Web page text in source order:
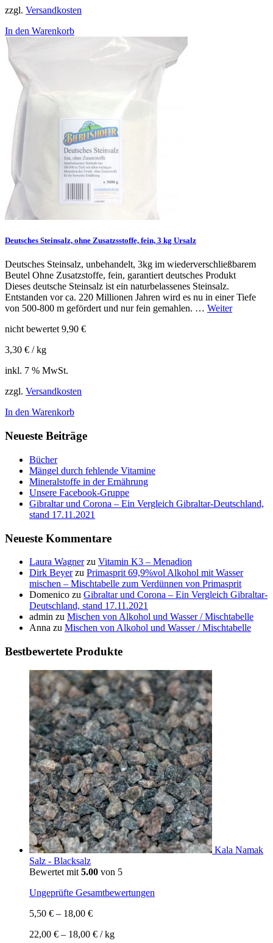
zzgl. Versandkosten
In den Warenkorb
Deutsches Steinsalz, ohne Zusatzsstoffe, fein, 3 kg Ursalz
Deutsches Steinsalz, unbehandelt, 3kg im wiederverschließbarem
Beutel Ohne Zusatzstoffe, fein, garantiert deutsches Produkt
Dieses deutsche Steinsalz ist ein naturbelassenes Steinsalz.
Entstanden vor ca. 220 Millionen Jahren wird es nu in einer Tiefe
von 500-800 m gefördert und nur fein gemahlen. … Weiter
nicht bewertet 9,90 €
3,30 € /kg
inkl. 7 % MwSt.
zzgl. Versandkosten
In den Warenkorb
Neueste Beiträge
Bücher
Mängel durch fehlende Vitamine
Mineralstoffe in der Ernährung
Unsere Facebook-Gruppe
Gibraltar und Corona – Ein Vergleich Gibraltar-Deutschland,
stand 17.11.2021
Neueste Kommentare
Laura Wagnerzu Vitamin K3 – Menadion
Dirk Beyerzu Primasprit 69,9%vol Alkohol mit Wasser
mischen – Mischtabelle zum Verdünnen von Primasprit
Domenico zu Gibraltar und Corona – Ein Vergleich Gibraltar-
Deutschland, stand 17.11.2021
admin zu Mischen von Alkohol und Wasser / Mischtabelle
Anna zu Mischen von Alkohol und Wasser / Mischtabelle
Bestbewertete Produkte
Kala Namak
Salz - Blacksalz
Bewertet mit 5.00 von 5
Ungeprüfte Gesamtbewertungen
5,50 € – 18,00 €
22,00 € – 18,00 € /kg